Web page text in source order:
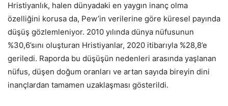
Hristiyanlık, halen dünyadaki en yaygın inanç olma
özelliğini korusa da, Pew’in verilerine göre küresel payında
düşüş gözlemleniyor. 2010 yılında dünya nüfusunun
%30,6’sını oluşturan Hristiyanlar, 2020 itibarıyla %28,8’e
geriledi. Raporda bu düşüşün nedenleri arasında yaşlanan
nüfus, düşen doğum oranları ve artan sayıda bireyin dini
inançlardan tamamen uzaklaşması gösterildi.